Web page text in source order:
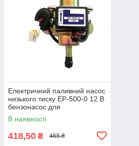
Електричний паливний насос
низького тиску EP-500-0 12 В
бензонасос для
перекачування палива
дизеля бензину
В наявності
418,50 ₴ 465 ₴